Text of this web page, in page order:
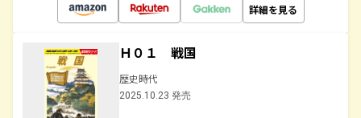
詳細を見る
Ｈ０１ 戦国
歴史時代
2025.10.23 発売